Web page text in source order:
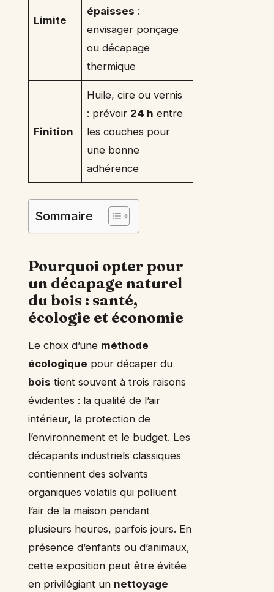
Limite
épaisses :
envisager ponçage
ou décapage
thermique
Finition
Huile, cire ou vernis
: prévoir 24 h entre
les couches pour
une bonne
adhérence
Sommaire
Pourquoi opter pour
un décapage naturel
du bois : santé,
écologie et économie
Le choix d’une méthode
écologique pour décaper du
bois tient souvent à trois raisons
évidentes : la qualité de l’air
intérieur, la protection de
l’environnement et le budget. Les
décapants industriels classiques
contiennent des solvants
organiques volatils qui polluent
l’air de la maison pendant
plusieurs heures, parfois jours. En
présence d’enfants ou d’animaux,
cette exposition peut être évitée
en privilégiant un nettoyage